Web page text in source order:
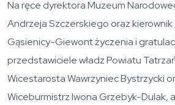
Na ręce dyrektora Muzeum
Andrzeja Szczerskiego oraz kierownik
Gąsienicy-Giewont życzenia i
przedstawiciele władz Powiatu
Wicestarosta Wawrzyniec Bystrzycki
Wiceburmistrz Iwona Grzebyk-Dulak,